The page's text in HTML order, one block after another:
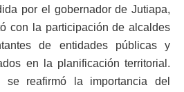
por el gobernador de Jutiapa,
con la participación de alcaldes
de entidades públicas y
en la planificación territorial.
se reafirmó la importancia del